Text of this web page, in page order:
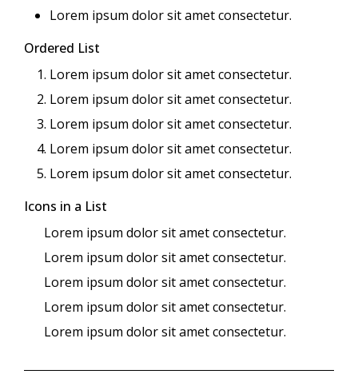
Lorem ipsum dolor sit amet consectetur.
Ordered List
Lorem ipsum dolor sit amet consectetur.
Lorem ipsum dolor sit amet consectetur.
Lorem ipsum dolor sit amet consectetur.
Lorem ipsum dolor sit amet consectetur.
Lorem ipsum dolor sit amet consectetur.
Icons in a List
Lorem ipsum dolor sit amet consectetur.
Lorem ipsum dolor sit amet consectetur.
Lorem ipsum dolor sit amet consectetur.
Lorem ipsum dolor sit amet consectetur.
Lorem ipsum dolor sit amet consectetur.